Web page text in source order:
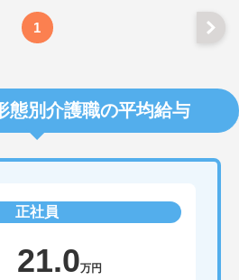
1
態別介護職の平均給与
正社員
21.0万円